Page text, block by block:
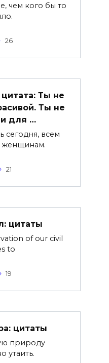
чем кого бы то
26
Ты не
Ты не
для …
сегодня, всем
женщинам.
21
цитаты
of our civil
to
19
цитаты
природу
утаить.